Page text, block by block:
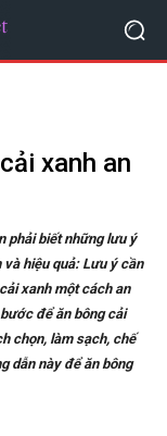
xanh an
phải biết những lưu ý
hiệu quả: Lưu ý cần
xanh một cách an
để ăn bông cải
chọn, làm sạch, chế
dẫn này để ăn bông